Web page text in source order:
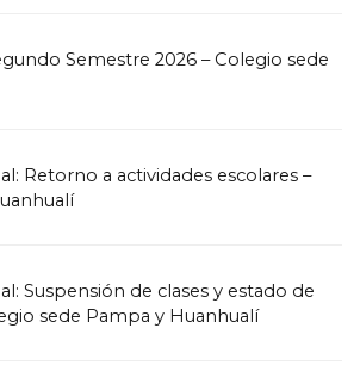
Semestre 2026 – Colegio sede
Retorno a actividades escolares –
Suspensión de clases y estado de
sede Pampa y Huanhualí